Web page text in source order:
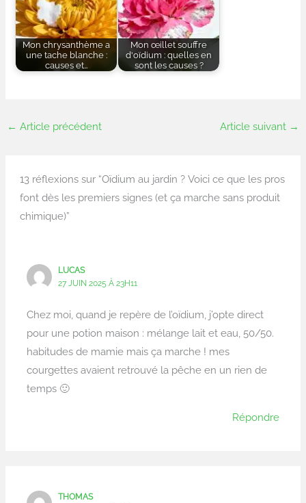
Mon chrysanthème a
une tache blanche :
causes et…
Mon œillet souffre
d'oïdium : quelles en
sont les causes ?
← Article précédent Article suivant →
13 réflexions sur “Oïdium au jardin ? Voici ce que les pros
font dès les premiers signes (et ça marche sans produit
chimique)”
LUCAS
27 JUIN 2025 À 23H11
Chez moi, quand je repère de l’oïdium, j’opte direct
pour une potion maison : mélange lait et eau, 50/50.
habitudes de mamie mais ça marche ! mes
courgettes avaient retrouvé la pêche en un rien de
temps 🙂
Répondre
THOMAS